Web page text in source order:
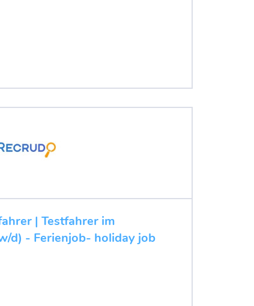
| Testfahrer im
d) - Ferienjob- holiday job